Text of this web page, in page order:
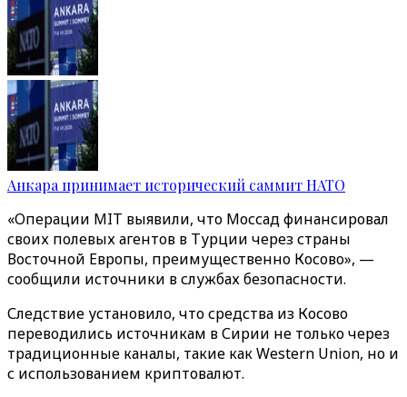
Анкара принимает исторический саммит НАТО
«Операции MIT выявили, что Моссад финансировал
своих полевых агентов в Турции через страны
Восточной Европы, преимущественно Косово», —
сообщили источники в службах безопасности.
Следствие установило, что средства из Косово
переводились источникам в Сирии не только через
традиционные каналы, такие как Western Union, но и
с использованием криптовалют.